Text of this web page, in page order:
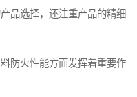
品选择，还注重产品的精细
防火性能方面发挥着重要作